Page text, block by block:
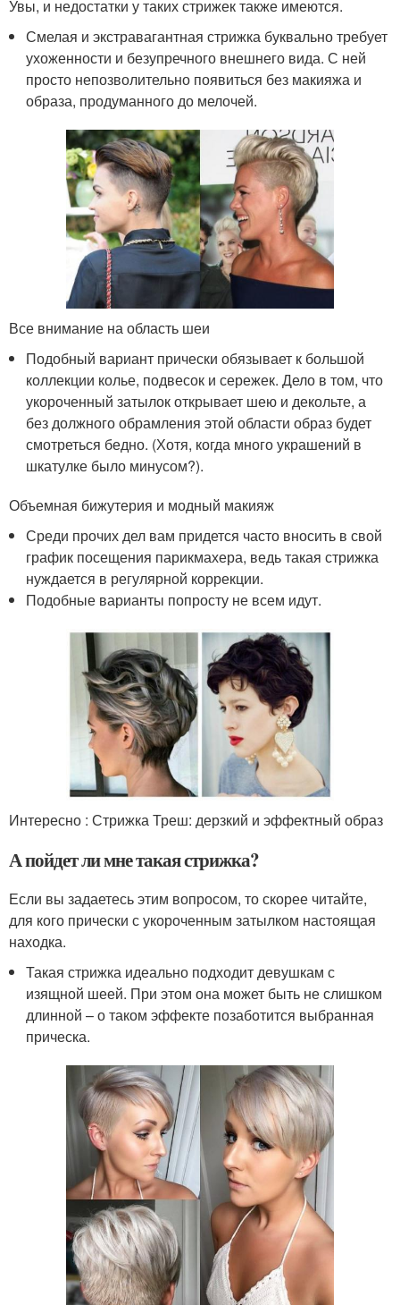
Увы, и недостатки у таких стрижек также имеются.
Смелая и экстравагантная стрижка буквально требует
ухоженности и безупречного внешнего вида. С ней
просто непозволительно появиться без макияжа и
образа, продуманного до мелочей.
Все внимание на область шеи
Подобный вариант прически обязывает к большой
коллекции колье, подвесок и сережек. Дело в том, что
укороченный затылок открывает шею и декольте, а
без должного обрамления этой области образ будет
смотреться бедно. (Хотя, когда много украшений в
шкатулке было минусом?).
Объемная бижутерия и модный макияж
Среди прочих дел вам придется часто вносить в свой
график посещения парикмахера, ведь такая стрижка
нуждается в регулярной коррекции.
Подобные варианты попросту не всем идут.
Интересно : Стрижка Треш: дерзкий и эффектный образ
А пойдет ли мне такая стрижка?
Если вы задаетесь этим вопросом, то скорее читайте,
для кого прически с укороченным затылком настоящая
находка.
Такая стрижка идеально подходит девушкам с
изящной шеей. При этом она может быть не слишком
длинной – о таком эффекте позаботится выбранная
прическа.